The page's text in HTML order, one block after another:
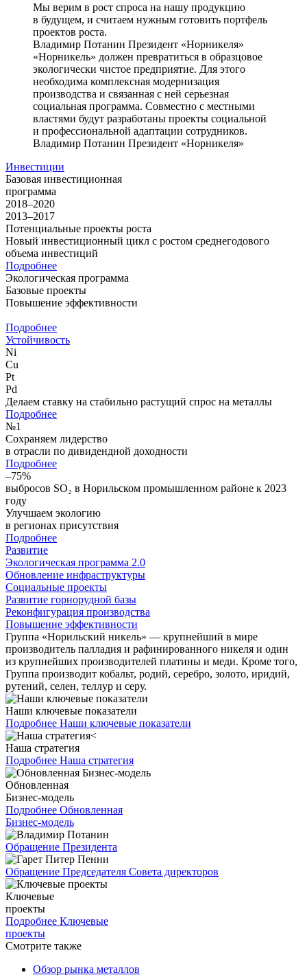
Мы верим в рост спроса на нашу продукцию
в будущем, и считаем нужным готовить портфель
проектов роста.
Владимир Потанин Президент «Норникеля»
«Норникель» должен превратиться в образцовое
экологически чистое предприятие. Для этого
необходима комплексная модернизация
производства и связанная с ней серьезная
социальная программа. Совместно с местными
властями будут разработаны проекты социальной
и профессиональной адаптации сотрудников.
Владимир Потанин Президент «Норникеля»
Инвестиции
Базовая инвестиционная
программа
2018–2020
2013–2017
Потенциальные проекты роста
Новый инвестиционный цикл с ростом среднегодового
объема инвестиций
Подробнее
Экологическая программа
Базовые проекты
Повышение эффективности
Подробнее
Устойчивость
Ni
Cu
Pt
Pd
Делаем ставку на стабильно растущий спрос на металлы
Подробнее
№1
Сохраняем лидерство
в отрасли по дивидендной доходности
Подробнее
–75%
выбросов SO₂ в Норильском промышленном районе к 2023
году
Улучшаем экологию
в регионах присутствия
Подробнее
Развитие
Экологическая программа 2.0
Обновление инфраструктуры
Социальные проекты
Развитие горнорудной базы
Реконфигурация производства
Повышение эффективности
Группа «Норильский никель» — крупнейший в мире
производитель палладия и рафинированного никеля и один
из крупнейших производителей платины и меди. Кроме того,
Группа производит кобальт, родий, серебро, золото, иридий,
рутений, селен, теллур и серу.
Наши ключевые показатели
Подробнее Наши ключевые показатели
Наша стратегия
Подробнее Наша стратегия
Обновленная
Бизнес-модель
Подробнее Обновленная
Бизнес-модель
Обращение Президента
Обращение Председателя Совета директоров
Ключевые
проекты
Подробнее Ключевые
проекты
Смотрите также
Обзор рынка металлов